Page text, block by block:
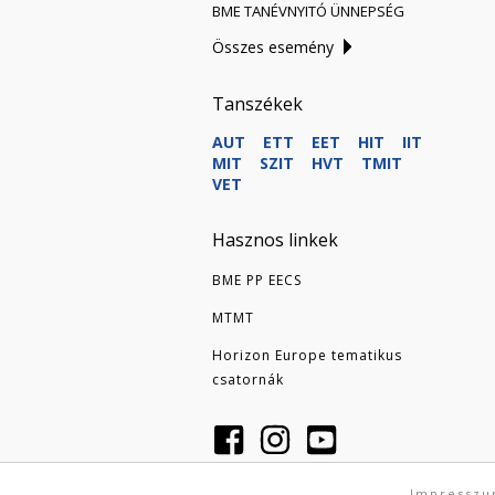
BME TANÉVNYITÓ ÜNNEPSÉG
Összes esemény
Tanszékek
AUT ETT EET HIT
IIT
MIT
SZIT HVT
TMIT
VET
Hasznos linkek
BME PP EECS
MTMT
Horizon Europe tematikus
csatornák